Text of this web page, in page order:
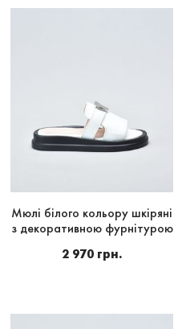
Мюлі білого кольору шкіряні
з декоративною фурнітурою
2 970 грн.